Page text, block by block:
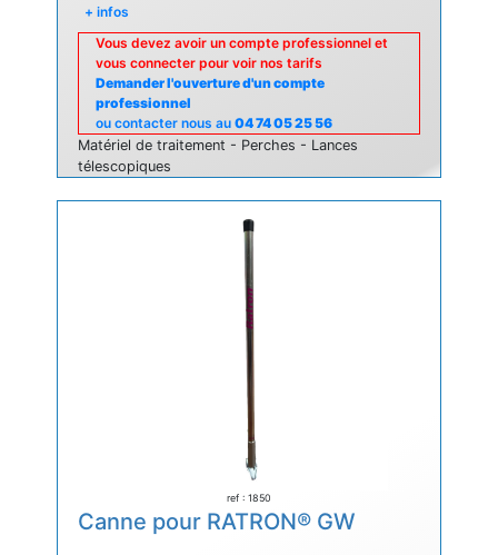
+ infos
Vous devez avoir un compte professionnel et
vous connecter pour voir nos tarifs
Demander l'ouverture d'un compte
professionnel
ou contacter nous au 04 74 05 25 56
Matériel de traitement - Perches - Lances
télescopiques
ref : 1850
Canne pour RATRON® GW